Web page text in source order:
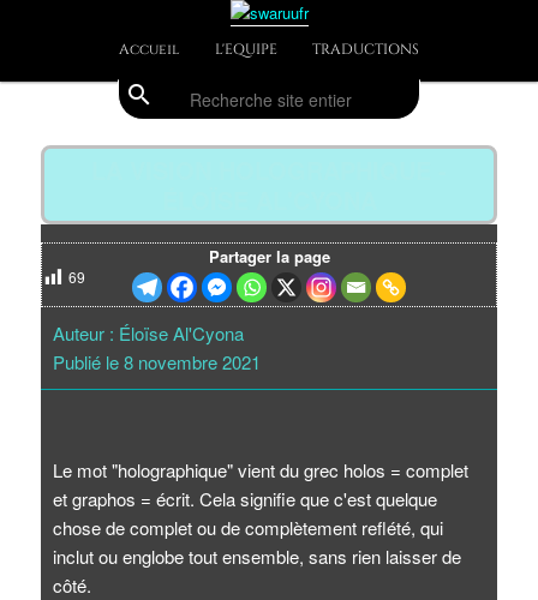
principalswaruufr
Divulgations Swaruurienne et Taygetienne
search
Accueil L'EQUIPE TRADUCTIONS
des
69
Partager la page
Auteur : Éloïse Al'Cyona
Publié le 8 novembre 2021
Le mot "holographique" vient du grec holos = complet
et graphos = écrit. Cela signifie que c'est quelque
chose de complet ou de complètement reflété, qui
inclut ou englobe tout ensemble, sans rien laisser de
côté.